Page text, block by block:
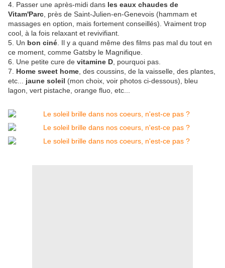
4. Passer une après-midi dans les eaux chaudes de
Vitam'Parc , près de Saint-Julien-en-Genevois (hammam et
massages en option, mais fortement conseillés). Vraiment trop
cool, à la fois relaxant et revivifiant.
5. Un bon ciné . Il y a quand même des films pas mal du tout en
ce moment, comme Gatsby le Magnifique.
6. Une petite cure de vitamine D , pourquoi pas.
7. Home sweet home , des coussins, de la vaisselle, des plantes,
etc... jaune soleil (mon choix, voir photos ci-dessous), bleu
lagon, vert pistache, orange fluo, etc...